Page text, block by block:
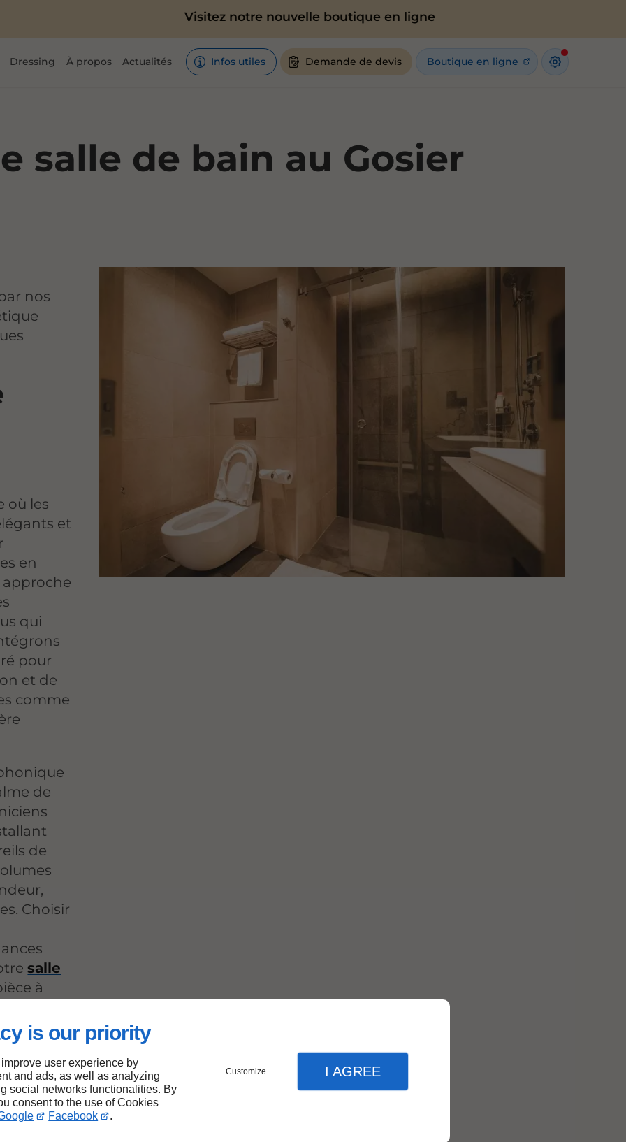
is our priority
user experience by
and ads, as well as analyzing
social networks functionalities. By
consent to the use of Cookies
Facebook .
Customize I AGREE
Visitez notre nouvelle boutique en ligne
Dressing À propos Actualités Infos utiles Demande de devis Boutique en ligne
salle de bain au Gosier
nos
où les
et
en
approche
qui
pour
et de
comme
de
de
Choisir
salle
à